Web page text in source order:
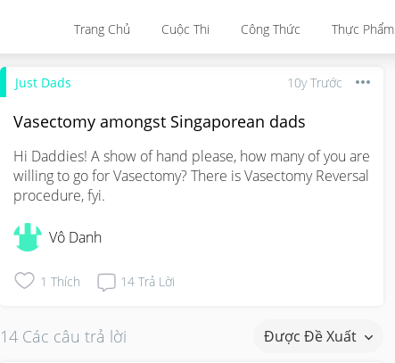
Trang Chủ Cuộc Thi Công Thức Thực Phẩm
Just Dads 10y Trước
Vasectomy amongst Singaporean dads
Hi Daddies! A show of hand please, how many of you are
willing to go for Vasectomy? There is Vasectomy Reversal
procedure, fyi.
Vô Danh
1 Thích 14 Trả Lời
14 Các câu trả lời Được Đề Xuất